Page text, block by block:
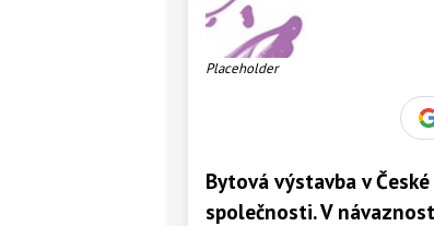
Placeholder
Bytová výstavba v
společnosti. V